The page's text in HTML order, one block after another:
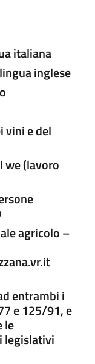
italiana
inglese
vini e del
we (lavoro
agricolo –
entrambi i
e 125/91, e
le
legislativi